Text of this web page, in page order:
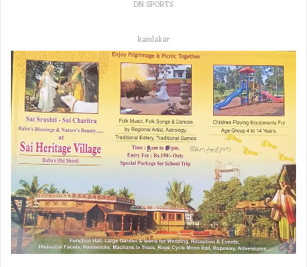
DN SPORTS
kamlakar